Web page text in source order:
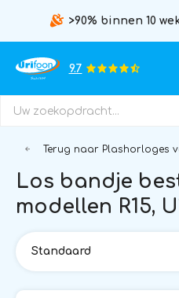
>90% binnen 10
9.7
Terug naar Plashorloges
Los bandje
modellen R15,
Standaard